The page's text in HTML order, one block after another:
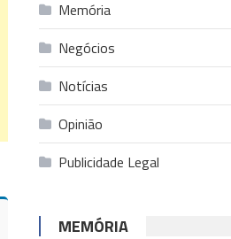
Memória
Negócios
Notícias
Opinião
Publicidade Legal
MEMÓRIA